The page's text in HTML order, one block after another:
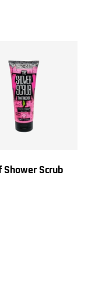
Shower Scrub